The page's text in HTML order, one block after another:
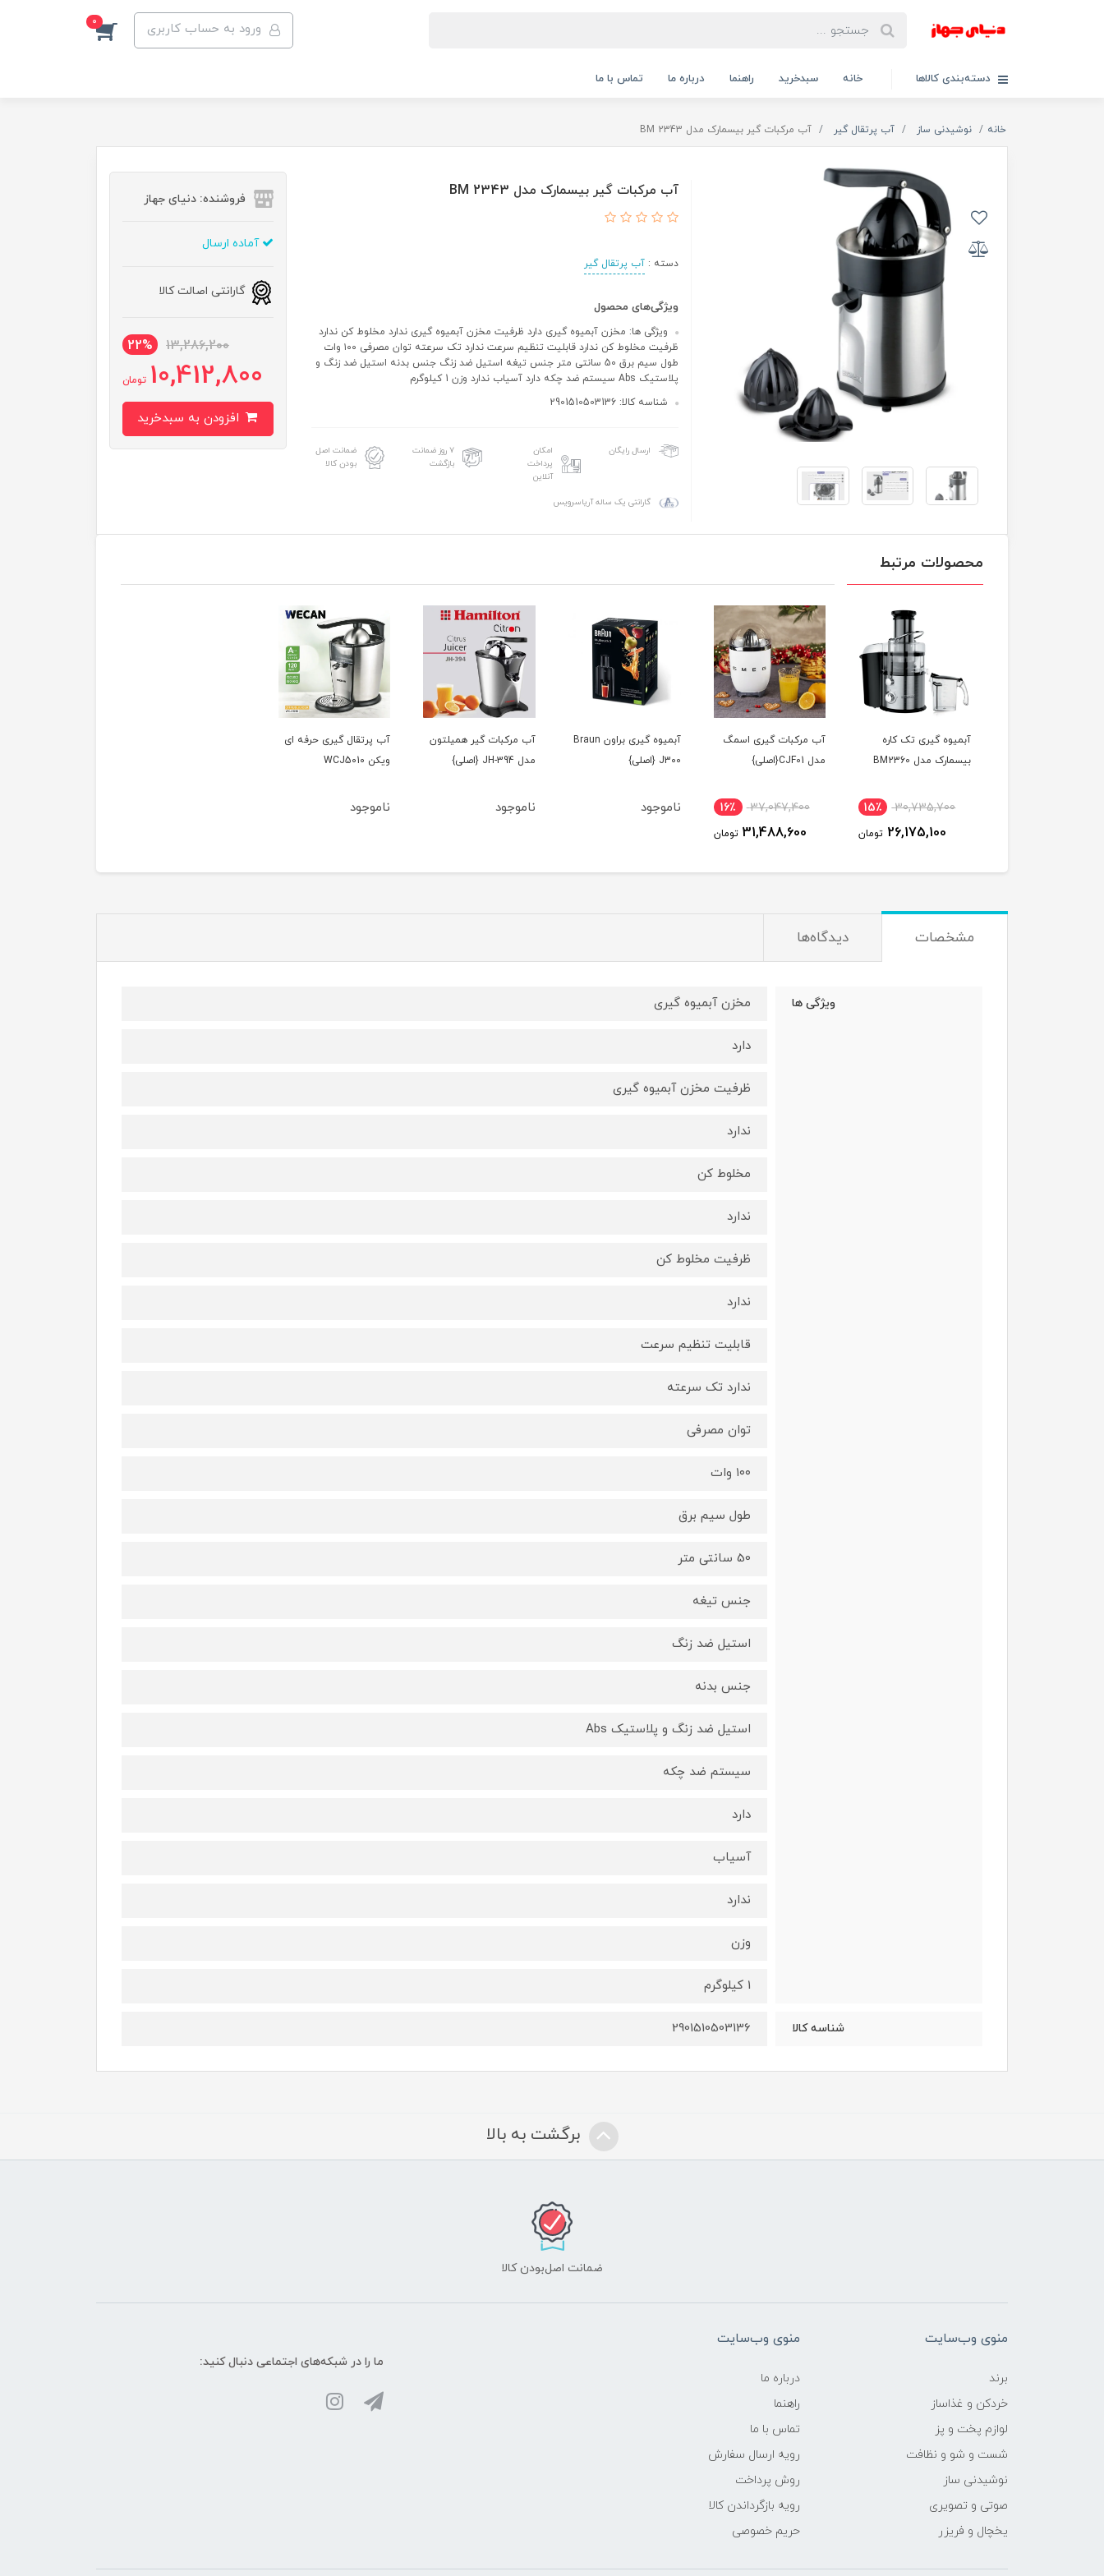
ورود به حساب کاربری 0
دسته‌بندی کالاها خانه سبدخرید راهنما درباره ما تماس با ما
خانه نوشیدنی ساز آب پرتقال گیر آب مرکبات گیر بیسمارک مدل BM 2343
آب مرکبات گیر بیسمارک مدل BM 2343
دسته :آب پرتقال گیر
ویژگی‌های محصول
ویژگی ها: مخزن آبمیوه گیری دارد ظرفیت مخزن آبمیوه گیری ندارد مخلوط کن ندارد
ظرفیت مخلوط کن ندارد قابلیت تنظیم سرعت ندارد تک سرعته توان مصرفی ۱۰۰ وات
طول سیم برق 50 سانتی متر جنس تیغه استیل ضد زنگ جنس بدنه استیل ضد زنگ و
پلاستیک Abs سیستم ضد چکه دارد آسیاب ندارد وزن 1 کیلوگرم
شناسه کالا: 2901510503136
ارسال رایگان
امکان
پرداخت
آنلاین
۷ روز ضمانت
بازگشت
ضمانت اصل
بودن کالا
گارانتی یک ساله آریاسرویس
فروشنده: دنیای جهاز
آماده ارسال
گارانتی اصالت کالا
13,286,200
22%
10,412,800 تومان
محصولات مرتبط
آبمیوه گیری تک کاره
بیسمارک مدل BM2360
30,735,700 15٪
26,175,100 تومان
آب مرکبات گیری اسمگ
مدل CJF01{اصلی}
37,047,400 16٪
31,488,600 تومان
آبمیوه گیری براون Braun
J300 {اصلی}
ناموجود
آب مرکبات گیر همیلتون
مدل JH-394 {اصلی}
ناموجود
آب پرتقال گیری حرفه ای
ویکن WCJ5010
ناموجود
مشخصات دیدگاه‌ها
ویژگی ها مخزن آبمیوه گیری
دارد
ظرفیت مخزن آبمیوه گیری
ندارد
مخلوط کن
ندارد
ظرفیت مخلوط کن
ندارد
قابلیت تنظیم سرعت
ندارد تک سرعته
توان مصرفی
۱۰۰ وات
طول سیم برق
50 سانتی متر
جنس تیغه
استیل ضد زنگ
جنس بدنه
استیل ضد زنگ و پلاستیک Abs
سیستم ضد چکه
دارد
آسیاب
ندارد
وزن
1 کیلوگرم
شناسه کالا 2901510503136
برگشت به بالا
ضمانت اصل‌بودن کالا
منوی وب‌سایت
برند
خردکن و غذاساز
لوازم پخت و پز
شست و شو و نظافت
نوشیدنی ساز
صوتی و تصویری
یخچال و فریزر
منوی وب‌سایت
درباره ما
راهنما
تماس با ما
رویه ارسال سفارش
روش پرداخت
رویه‌ بازگرداندن کالا
حریم خصوصی
ما را در شبکه‌های اجتماعی دنبال کنید: